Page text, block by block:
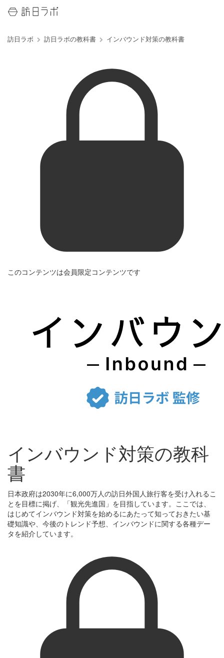
訪日ラボ 訪日ラボの教科書 インバウンド対策の教科書
このコンテンツは会員限定コンテンツです
インバウンド対策の教科
書
日本政府は2030年に6,000万人の訪日外国人旅行客を受け入れるこ
とを目標に掲げ、「観光先進国」を目指しています。ここでは、
はじめてインバウンド対策を始めるにあたって知っておきたい基
礎知識や、今後のトレンド予想、インバウンドに関する各種デー
タを紹介しています。